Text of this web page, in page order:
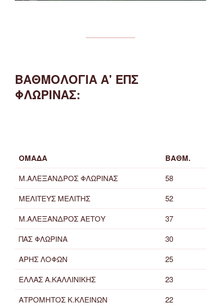
ΒΑΘΜΟΛΟΓΙΑ Α' ΕΠΣ
ΦΛΩΡΙΝΑΣ:
ΟΜΑΔΑ ΒΑΘΜ.
Μ.ΑΛΕΞΑΝΔΡΟΣ ΦΛΩΡΙΝΑΣ
58
ΜΕΛΙΤΕΥΣ ΜΕΛΙΤΗΣ
52
Μ.ΑΛΕΞΑΝΔΡΟΣ ΑΕΤΟΥ
37
ΠΑΣ ΦΛΩΡΙΝΑ
30
ΑΡΗΣ ΛΟΦΩΝ
25
ΕΛΛΑΣ Α.ΚΑΛΛΙΝΙΚΗΣ
23
ΑΤΡΟΜΗΤΟΣ Κ.ΚΛΕΙΝΩΝ
22